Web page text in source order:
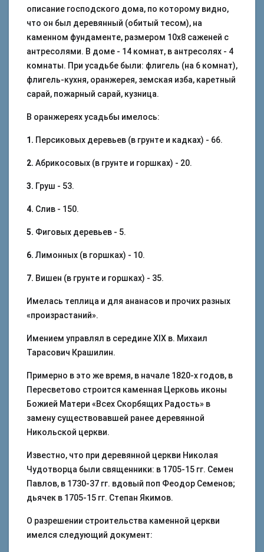
описание господского дома, по которому видно,
что он был деревянный (обитый тесом), на
каменном фундаменте, размером 10х8 саженей с
антресолями. В доме - 14 комнат, в антресолях - 4
комнаты. При усадьбе были: флигель (на 6 комнат),
флигель-кухня, оранжерея, земская изба, каретный
сарай, пожарный сарай, кузница.
В оранжереях усадьбы имелось:
1. Персиковых деревьев (в грунте и кадках) - 66.
2. Абрикосовых (в грунте и горшках) - 20.
3. Груш - 53.
4. Слив - 150.
5. Фиговых деревьев - 5.
6. Лимонных (в горшках) - 10.
7. Вишен (в грунте и горшках) - 35.
Имелась теплица и для ананасов и прочих разных
«произрастаний».
Имением управлял в середине XIX в. Михаил
Тарасович Крашилин.
Примерно в это же время, в начале 1820-х годов, в
Пересветово строится каменная Церковь иконы
Божией Матери «Всех Скорбящих Радость» в
замену существовавшей ранее деревянной
Никольской церкви.
Известно, что при деревянной церкви Николая
Чудотворца были священники: в 1705-15 гг. Семен
Павлов, в 1730-37 гг. вдовый поп Феодор Семенов;
дьячек в 1705-15 гг. Степан Якимов.
О разрешении строительства каменной церкви
имелся следующий документ: